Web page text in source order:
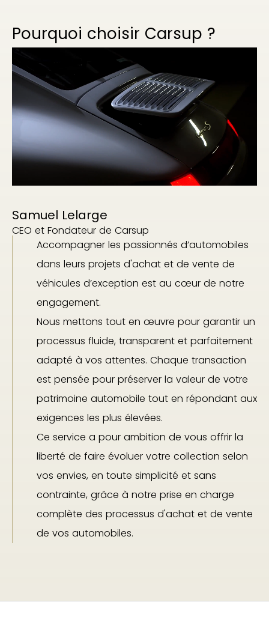
Pourquoi choisir Carsup ?
Samuel Lelarge
CEO et Fondateur de Carsup
Accompagner les passionnés d’automobiles
dans leurs projets d'achat et de vente de
véhicules d’exception est au cœur de notre
engagement.
Nous mettons tout en œuvre pour garantir un
processus fluide, transparent et parfaitement
adapté à vos attentes. Chaque transaction
est pensée pour préserver la valeur de votre
patrimoine automobile tout en répondant aux
exigences les plus élevées.
Ce service a pour ambition de vous offrir la
liberté de faire évoluer votre collection selon
vos envies, en toute simplicité et sans
contrainte, grâce à notre prise en charge
complète des processus d'achat et de vente
de vos automobiles.